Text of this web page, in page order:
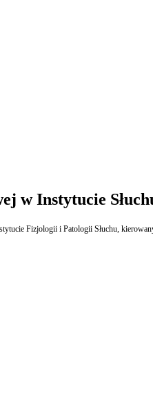
w Instytucie
Fizjologii i Patologii Słuchu,